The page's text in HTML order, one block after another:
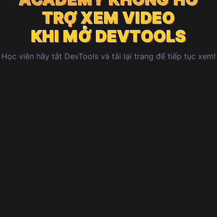
TRỢ XEM VIDEO
KHI MỞ DEVTOOLS
TRỢ XEM VIDEO
KHI MỞ DEVTOOLS
TRỢ XEM VIDEO
KHI MỞ DEVTOOLS
Học viên hãy tắt DevTools và tải lại trang để tiếp tục xem!